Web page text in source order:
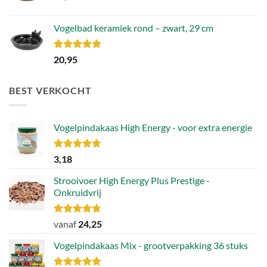
Vogelbad keramiek rond – zwart, 29 cm
Gewaardeerd
5.00
20,95
BEST VERKOCHT
Vogelpindakaas High Energy - voor extra energie
Gewaardeerd
4.70
3,18
Strooivoer High Energy Plus Prestige -
Onkruidvrij
Gewaardeerd
uit 5
vanaf24,25
Vogelpindakaas Mix - grootverpakking 36 stuks